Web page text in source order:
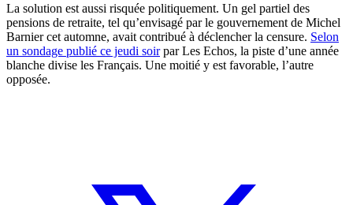
La solution est aussi risquée politiquement. Un gel partiel des
pensions de retraite, tel qu’envisagé par le gouvernement de Michel
Barnier cet automne, avait contribué à déclencher la censure. Selon
un sondage publié ce jeudi soirpar Les Echos, la piste d’une année
blanche divise les Français. Une moitié y est favorable, l’autre
opposée.